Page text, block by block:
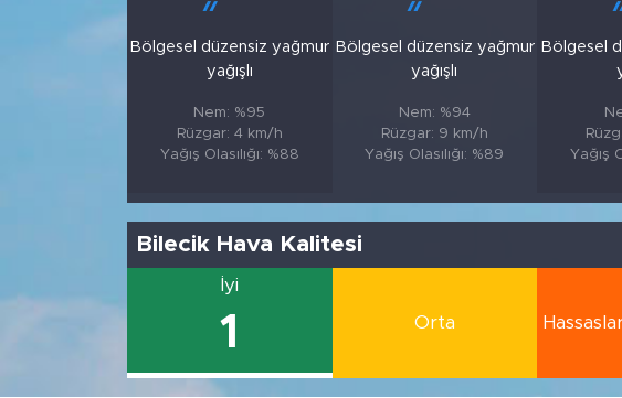
Bölgesel düzensiz yağmur
yağışlı
Nem: %95
Rüzgar: 4 km/h
Yağış Olasılığı: %88
Bölgesel düzensiz yağmur
yağışlı
Nem: %94
Rüzgar: 9 km/h
Yağış Olasılığı: %89
Bölgesel
Yağış
Bilecik Hava Kalitesi
İyi
1 Orta